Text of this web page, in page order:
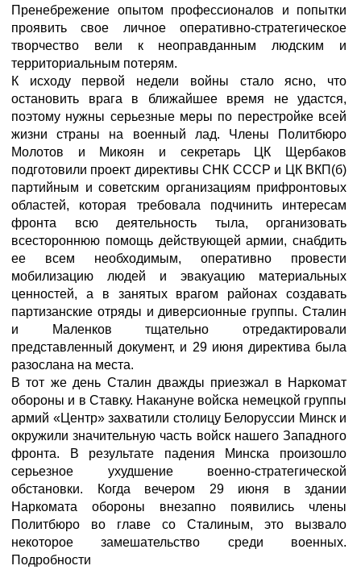
Пренебрежение опытом профессионалов и попытки
проявить свое личное оперативно-стратегическое
творчество вели к неоправданным людским и
территориальным потерям.
К исходу первой недели войны стало ясно, что
остановить врага в ближайшее время не удастся,
поэтому нужны серьезные меры по перестройке всей
жизни страны на военный лад. Члены Политбюро
Молотов и Микоян и секретарь ЦК Щербаков
подготовили проект директивы СНК СССР и ЦК ВКП(б)
партийным и советским организациям прифронтовых
областей, которая требовала подчинить интересам
фронта всю деятельность тыла, организовать
всестороннюю помощь действующей армии, снабдить
ее всем необходимым, оперативно провести
мобилизацию людей и эвакуацию материальных
ценностей, а в занятых врагом районах создавать
партизанские отряды и диверсионные группы. Сталин
и Маленков тщательно отредактировали
представленный документ, и 29 июня директива была
разослана на места.
В тот же день Сталин дважды приезжал в Наркомат
обороны и в Ставку. Накануне войска немецкой группы
армий «Центр» захватили столицу Белоруссии Минск и
окружили значительную часть войск нашего Западного
фронта. В результате падения Минска произошло
серьезное ухудшение военно-стратегической
обстановки. Когда вечером 29 июня в здании
Наркомата обороны внезапно появились члены
Политбюро во главе со Сталиным, это вызвало
некоторое замешательство среди военных.
Подробности